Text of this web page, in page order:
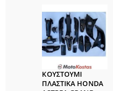
ΚΟΥΣΤΟΥΜΙ
ΠΛΑΣΤΙΚΑ HONDA